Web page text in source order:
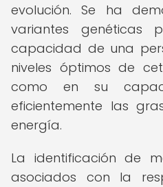
evolución. Se ha
variantes genéticas
capacidad de una
niveles óptimos de
como en su
eficientemente las
energía.
La identificación de
asociados con la